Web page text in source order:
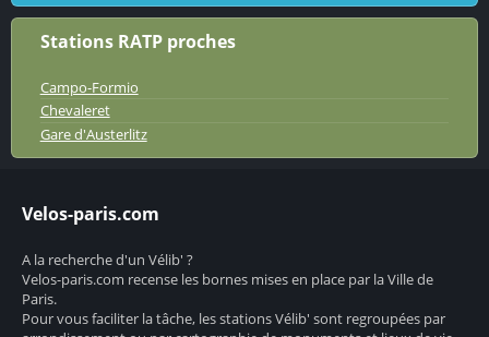
Stations RATP proches
Campo-Formio
Chevaleret
Gare d'Austerlitz
Velos-paris.com
A la recherche d'un Vélib' ?
Velos-paris.com recense les bornes mises en place par la Ville de
Paris.
Pour vous faciliter la tâche, les stations Vélib' sont regroupées par